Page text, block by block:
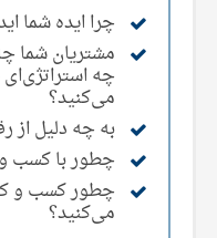
چرا ایده شما
مشتریان شما
چه
می‌کنید؟
به چه دلیل از
چطور با کسب و
چطور کسب و
می‌کنید؟